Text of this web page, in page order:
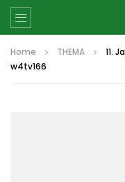
Home THEMA
11.
w4tv166